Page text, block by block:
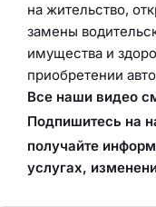
на жительство,
замены
имущества и
приобретении авто
Все наши видео
Подпишитесь на
получайте
услугах,